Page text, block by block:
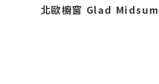
北歐櫥窗 Glad